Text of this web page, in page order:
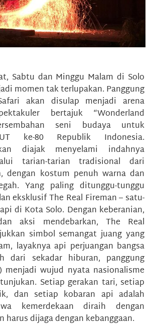
Sabtu dan Minggu Malam di Solo
momen tak terlupakan. Panggung
akan disulap menjadi arena
bertajuk “Wonderland
seni budaya untuk
ke-80 Republik Indonesia.
diajak menyelami indahnya
tarian-tarian tradisional dari
dengan kostum penuh warna dan
Yang paling ditunggu-tunggu
eksklusif The Real Fireman – satu-
di Kota Solo. Dengan keberanian,
aksi mendebarkan, The Real
simbol semangat juang yang
layaknya api perjuangan bangsa
dari sekadar hiburan, panggung
menjadi wujud nyata nasionalisme
Setiap gerakan tari, setiap
dan setiap kobaran api adalah
kemerdekaan diraih dengan
harus dijaga dengan kebanggaan.